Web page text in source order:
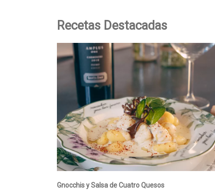
Recetas Destacadas
Gnocchis y Salsa de Cuatro Quesos